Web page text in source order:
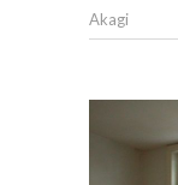
Akagi